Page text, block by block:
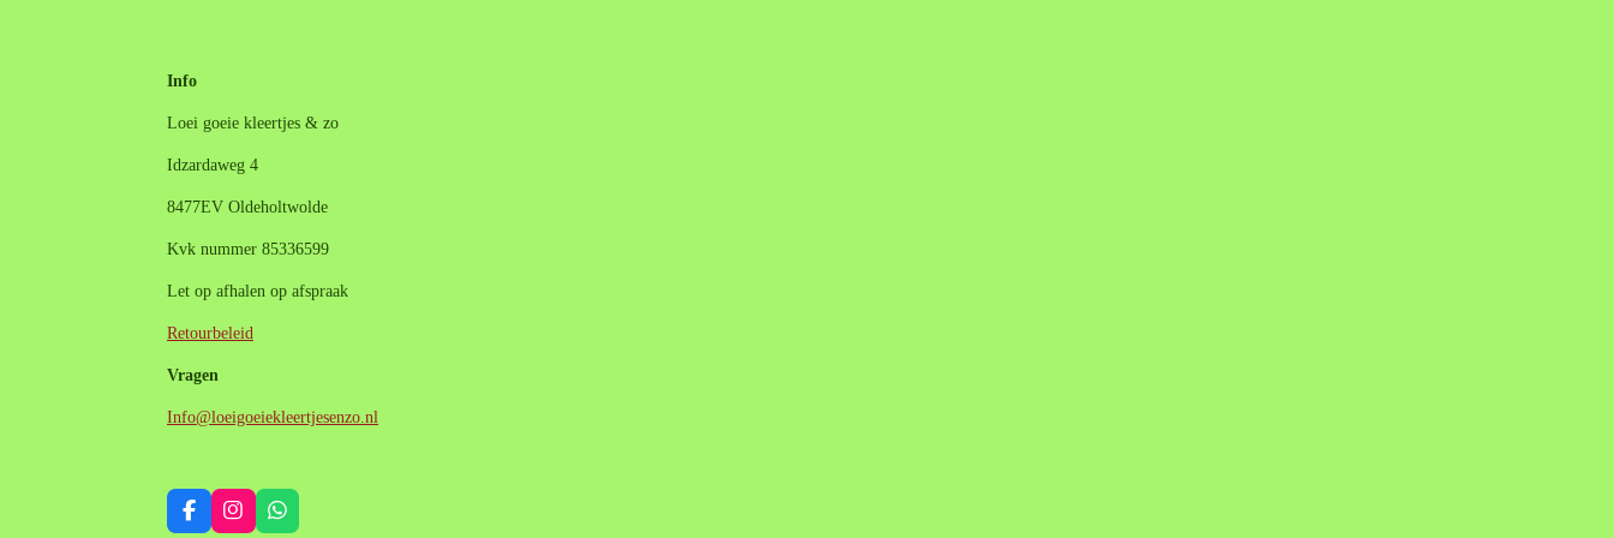
Info
Loei goeie kleertjes & zo
Idzardaweg 4
8477EV Oldeholtwolde
Kvk nummer 85336599
Let op afhalen op afspraak
Retourbeleid
Vragen
Info@loeigoeiekleertjesenzo.nl
F
I
W